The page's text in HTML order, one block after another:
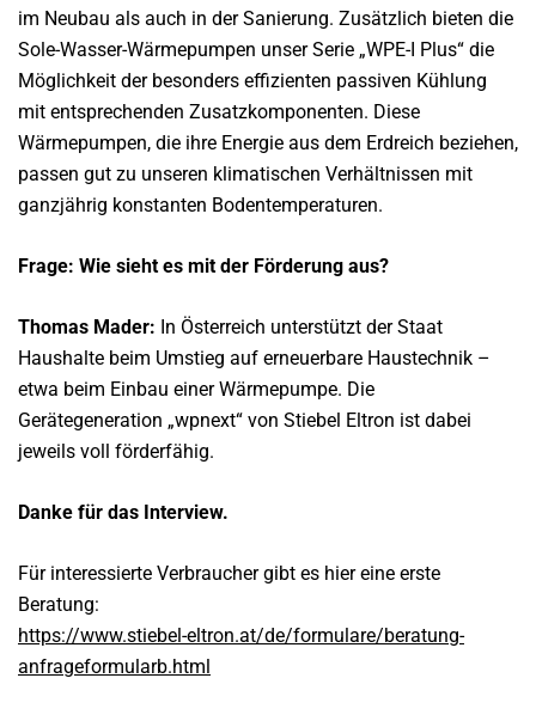
im Neubau als auch in der Sanierung. Zusätzlich bieten die
Sole-Wasser-Wärmepumpen unser Serie „WPE-I Plus“ die
Möglichkeit der besonders effizienten passiven Kühlung
mit entsprechenden Zusatzkomponenten. Diese
Wärmepumpen, die ihre Energie aus dem Erdreich beziehen,
passen gut zu unseren klimatischen Verhältnissen mit
ganzjährig konstanten Bodentemperaturen.
Frage: Wie sieht es mit der Förderung aus?
Thomas Mader: In Österreich unterstützt der Staat
Haushalte beim Umstieg auf erneuerbare Haustechnik –
etwa beim Einbau einer Wärmepumpe. Die
Gerätegeneration „wpnext“ von Stiebel Eltron ist dabei
jeweils voll förderfähig.
Danke für das Interview.
Für interessierte Verbraucher gibt es hier eine erste
Beratung:
https://www.stiebel-eltron.at/de/formulare/beratung-
anfrageformularb.html